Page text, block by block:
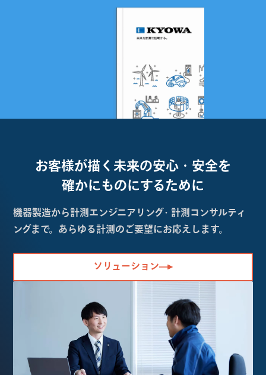
お客様が描く未来の安心・安全を
確かにものにするために
機器製造から計測エンジニアリング・計測コンサルティ
ングまで。あらゆる計測のご要望にお応えします。
ソリューション